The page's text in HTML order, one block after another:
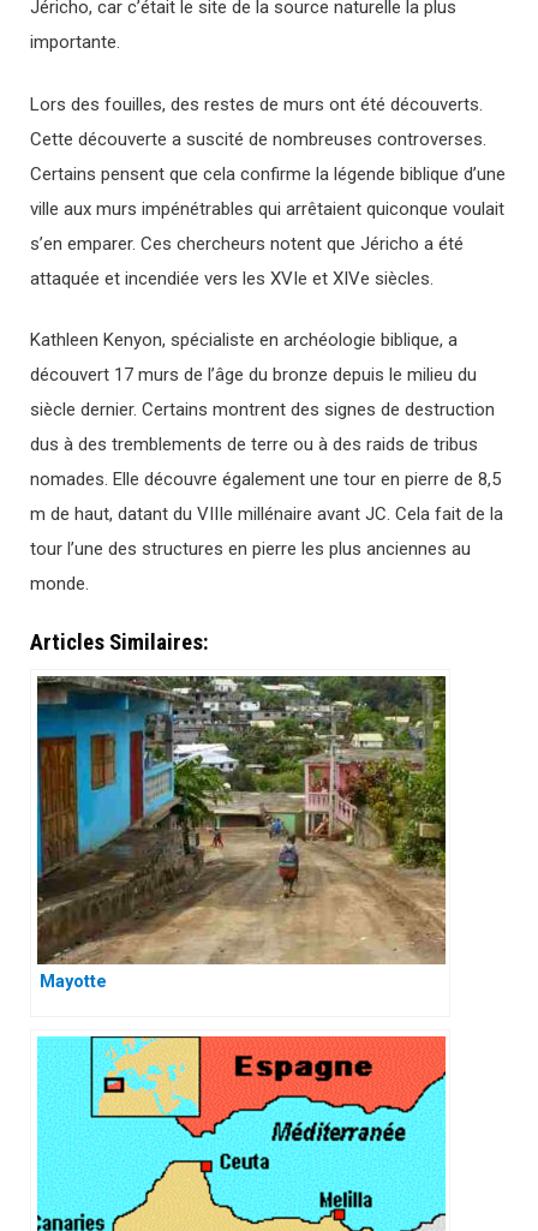
Jéricho, car c’était le site de la source naturelle la plus
importante.
Lors des fouilles, des restes de murs ont été découverts.
Cette découverte a suscité de nombreuses controverses.
Certains pensent que cela confirme la légende biblique d’une
ville aux murs impénétrables qui arrêtaient quiconque voulait
s’en emparer. Ces chercheurs notent que Jéricho a été
attaquée et incendiée vers les XVIe et XIVe siècles.
Kathleen Kenyon, spécialiste en archéologie biblique, a
découvert 17 murs de l’âge du bronze depuis le milieu du
siècle dernier. Certains montrent des signes de destruction
dus à des tremblements de terre ou à des raids de tribus
nomades. Elle découvre également une tour en pierre de 8,5
m de haut, datant du VIIIe millénaire avant JC. Cela fait de la
tour l’une des structures en pierre les plus anciennes au
monde.
Articles Similaires:
Mayotte